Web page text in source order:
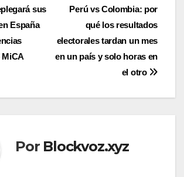
Perú vs Colombia: por
qué los resultados
electorales tardan un mes
en un país y solo horas en
el otro
sus
España
Por Blockvoz.xyz